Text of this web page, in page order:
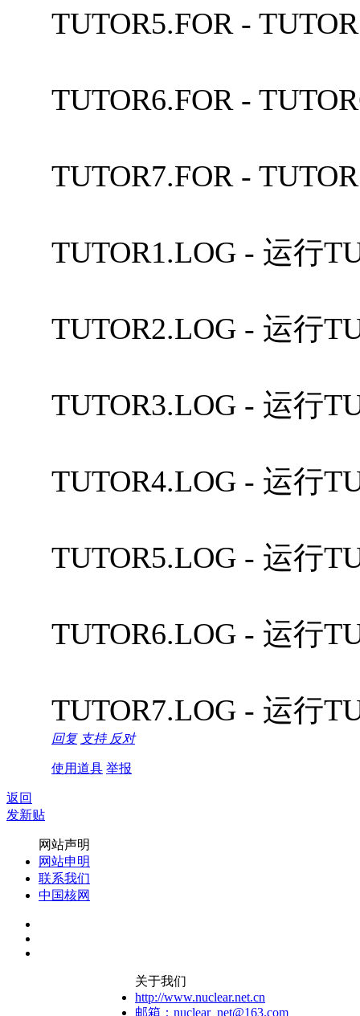
TUTOR5.FOR -
TUTOR6.FOR -
TUTOR7.FOR -
TUTOR1.LOG - 运行
TUTOR2.LOG - 运行
TUTOR3.LOG - 运行
TUTOR4.LOG - 运行
TUTOR5.LOG - 运行
TUTOR6.LOG - 运行
TUTOR7.LOG - 运行
回复 支持 反对
使用道具 举报
返回
发新贴
网站声明
网站申明
联系我们
中国核网
关于我们
http://www.nuclear.net.cn
邮箱：nuclear_net@163.com